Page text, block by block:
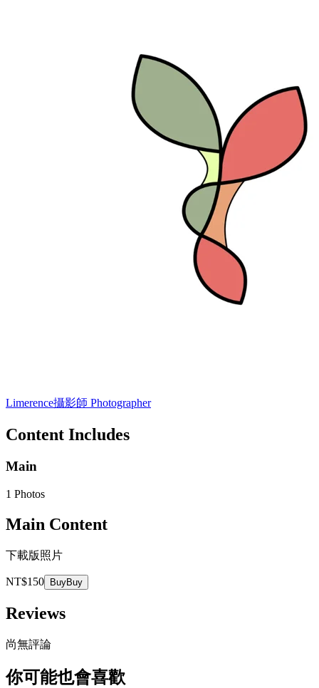
Limerence攝影師 Photographer
Content Includes
Main
1 Photos
Main Content
下載版照片
NT$150 BuyBuy
Reviews
尚無評論
你可能也會喜歡